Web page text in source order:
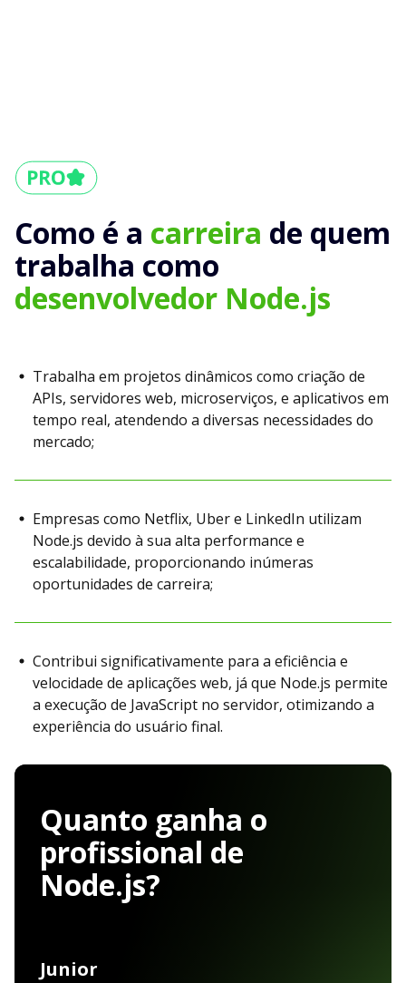
Como é a carreira de quem
trabalha como
desenvolvedor Node.js
Trabalha em projetos dinâmicos como criação de
APIs, servidores web, microserviços, e aplicativos em
tempo real, atendendo a diversas necessidades do
mercado;
Empresas como Netflix, Uber e LinkedIn utilizam
Node.js devido à sua alta performance e
escalabilidade, proporcionando inúmeras
oportunidades de carreira;
Contribui significativamente para a eficiência e
velocidade de aplicações web, já que Node.js permite
a execução de JavaScript no servidor, otimizando a
experiência do usuário final.
Quanto ganha o
profissional de
Node.js?
Junior